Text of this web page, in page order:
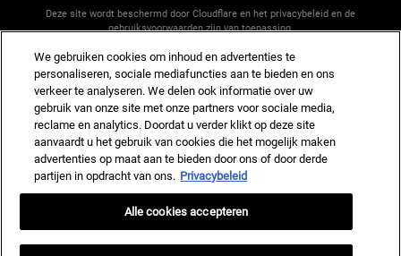
Deze site wordt beschermd door Cloudflare en het privacybeleid en de
gebruiksvoorwaarden zijn van toepassing.
AANMELDEN
Fabrikantinformatie
14, rue Royale - 75008 Paris France
We gebruiken cookies om inhoud en advertenties te
personaliseren, sociale mediafuncties aan te bieden en ons
verkeer te analyseren. We delen ook informatie over uw
gebruik van onze site met onze partners voor sociale media,
reclame en analytics. Doordat u verder klikt op deze site
aanvaardt u het gebruik van cookies die het mogelijk maken
advertenties op maat aan te bieden door ons of door derde
partijen in opdracht van ons. Privacybeleid
Alle cookies accepteren